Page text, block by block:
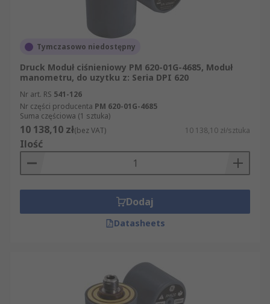
Tymczasowo niedostępny
Druck Moduł ciśnieniowy PM 620-01G-4685, Moduł
manometru, do uzytku z: Seria DPI 620
Nr art. RS 541-126
Nr części producenta PM 620-01G-4685
Suma częściowa (1 sztuka)
10 138,10 zł(bez VAT) 10 138,10 zł/sztuka
Ilość
Dodaj
Datasheets